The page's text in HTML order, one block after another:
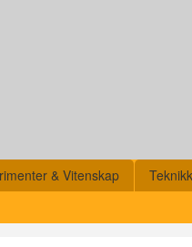
& Vitenskap Teknikk